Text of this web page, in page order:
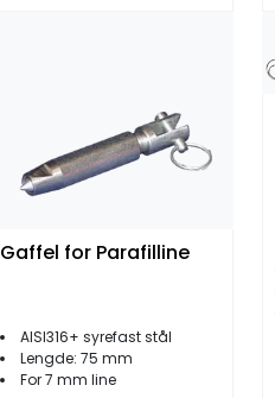
Gaffel for Parafilline
AISI316+ syrefast stål
Lengde: 75 mm
For 7 mm line